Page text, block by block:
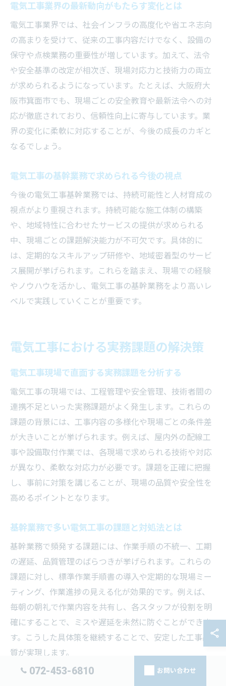
電気工事業界の最新動向がもたらす変化とは
電気工事業界では、社会インフラの高度化や省エネ志向
の高まりを受けて、従来の工事内容だけでなく、設備の
保守や点検業務の重要性が増しています。加えて、法令
や安全基準の改定が相次ぎ、現場対応力と技術力の両立
が求められるようになっています。たとえば、大阪府大
阪市箕面市でも、現場ごとの安全教育や最新法令への対
応が徹底されており、信頼性向上に寄与しています。業
界の変化に柔軟に対応することが、今後の成長のカギと
なるでしょう。
電気工事の基幹業務で求められる今後の視点
今後の電気工事基幹業務では、持続可能性と人材育成の
視点がより重視されます。持続可能な施工体制の構築
や、地域特性に合わせたサービスの提供が求められる
中、現場ごとの課題解決能力が不可欠です。具体的に
は、定期的なスキルアップ研修や、地域密着型のサービ
ス展開が挙げられます。これらを踏まえ、現場での経験
やノウハウを活かし、電気工事の基幹業務をより高いレ
ベルで実践していくことが重要です。
電気工事における実務課題の解決策
電気工事現場で直面する実務課題を分析する
電気工事の現場では、工程管理や安全管理、技術者間の
連携不足といった実務課題がよく発生します。これらの
課題の背景には、工事内容の多様化や現場ごとの条件差
が大きいことが挙げられます。例えば、屋内外の配線工
事や設備取付作業では、各現場で求められる技術や対応
が異なり、柔軟な対応力が必要です。課題を正確に把握
し、事前に対策を講じることが、現場の品質や安全性を
高めるポイントとなります。
基幹業務で多い電気工事の課題と対処法とは
基幹業務で頻発する課題には、作業手順の不統一、工期
の遅延、品質管理のばらつきが挙げられます。これらの
課題に対し、標準作業手順書の導入や定期的な現場ミー
ティング、作業進捗の見える化が効果的です。例えば、
毎朝の朝礼で作業内容を共有し、各スタッフが役割を明
確にすることで、ミスや遅延を未然に防ぐことができま
す。こうした具体策を継続することで、安定した工事品
質が実現します。
072-453-6810 お問い合わせ